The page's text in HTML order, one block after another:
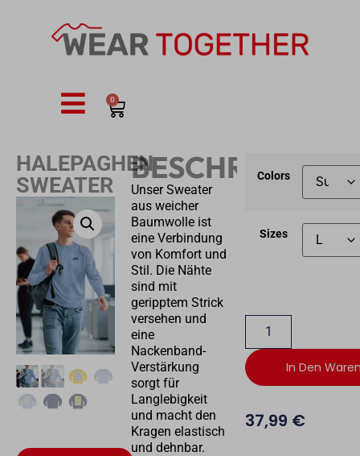
0
HALEPAGHEN
SWEATER
BESCHREIBUNG
Unser Sweater
aus weicher
Baumwolle ist
eine Verbindung
von Komfort und
Stil. Die Nähte
sind mit
geripptem Strick
versehen und
eine
Nackenband-
Verstärkung
sorgt für
Langlebigkeit
und macht den
Kragen elastisch
und dehnbar.
Colors
Sizes
In Den
37,99 €